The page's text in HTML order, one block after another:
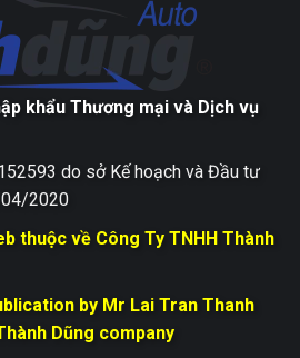
khẩu Thương mại và Dịch vụ
do sở Kế hoạch và Đầu tư
04/2020
thuộc về Công Ty TNHH Thành
by Mr Lai Tran Thanh
Dũng company